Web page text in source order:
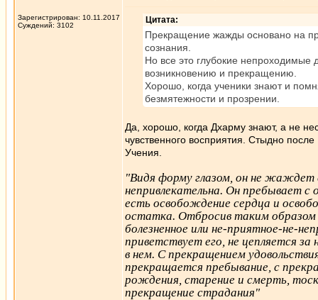
Зарегистрирован: 10.11.2017
Суждений: 3102
Цитата:
Прекращение жажды основано на
сознания.
Но все это глубокие непроходимые
возникновению и прекращению.
Хорошо, когда ученики знают и
безмятежности и прозрении.
Да, хорошо, когда Дхарму знают, а не
чувственного восприятия. Стыдно
Учения.
"Видя форму глазом, он не жаждет
непривлекательна. Он пребывает
есть освобождение сердца и
остатка. Отбросив таким
болезненное или не-приятное-не-
приветствует его, не цепляется
в нем. С прекращением
прекращается пребывание, с
рождения, старение и смерть,
прекращение страдания"